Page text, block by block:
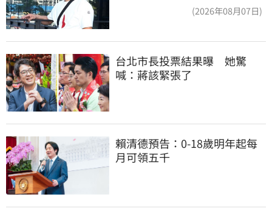
(2026年08月07日)
台北市長投票結果曝　她驚
喊：蔣該緊張了
賴清德預告：0-18歲明年起每
月可領五千